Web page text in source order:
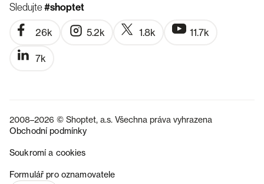
Sledujte#shoptet
26k 5.2k 1.8k 11.7k
7k
2008–2026 © Shoptet, a.s. Všechna práva vyhrazena
Obchodní podmínky
Soukromí a cookies
Formulář pro oznamovatele